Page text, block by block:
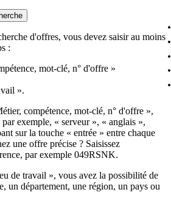
d'offres, vous devez saisir au moins
:
mot-clé, n° d'offre »
».
compétence, mot-clé, n° d'offre »,
exemple, « serveur », « anglais »,
sur la touche « entrée » entre chaque
une offre précise ? Saisissez
par exemple 049RSNK.
de travail », vous avez la possibilité de
un département, une région, un pays ou